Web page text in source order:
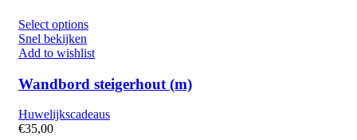
Select options
Snel bekijken
Add to wishlist
Wandbord steigerhout (m)
Huwelijkscadeaus
€35,00